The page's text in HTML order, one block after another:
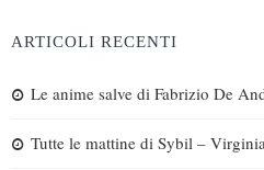
ARTICOLI RECENTI
Le anime salve di Fabrizio De
Tutte le mattine di Sybil –